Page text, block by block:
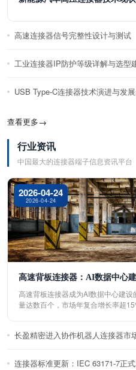
高速连接器信号完整性设计与测试
工业连接器IP防护等级详解与选型
USB Type-C连接器技术演进与发
查看更多→
行业资讯
中国最大的连接器端子信息资讯平台
2026-04-24
2026-04-24
高速背板连接器：AI数据中心
高速背板连接器成为AI数据中心建
量达数百个，市场年复合增长率超
长盈精密进入协作机器人连接器市
连接器标准更新：IEC 63171-7正